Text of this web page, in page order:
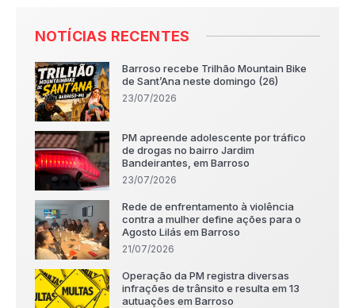
NOTÍCIAS RECENTES
Barroso recebe Trilhão Mountain Bike
de Sant’Ana neste domingo (26)
23/07/2026
PM apreende adolescente por tráfico
de drogas no bairro Jardim
Bandeirantes, em Barroso
23/07/2026
Rede de enfrentamento à violência
contra a mulher define ações para o
Agosto Lilás em Barroso
21/07/2026
Operação da PM registra diversas
infrações de trânsito e resulta em 13
autuações em Barroso